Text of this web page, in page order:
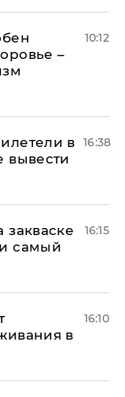
–
10:12
в
вывести
16:38
закваске
самый
16:15
в
16:10